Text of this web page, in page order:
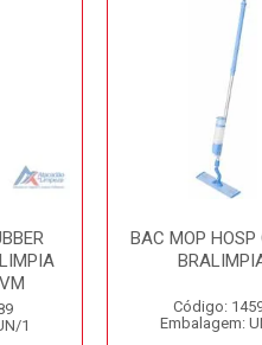
1
BAC MOP HOSP
Código:
Embalagem: